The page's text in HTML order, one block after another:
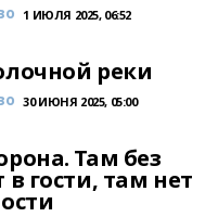
1 ИЮЛЯ 2025, 06:52
реки
30 ИЮНЯ 2025, 05:00
Там без
в гости, там нет